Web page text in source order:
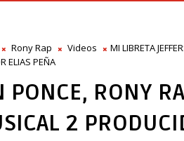
Rony Rap Videos
MI LIBRETA
ELIAS PEÑA
PONCE, RONY
2